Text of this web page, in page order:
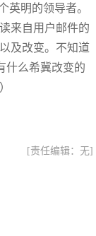
英明的领导者。
来自用户邮件的
及改变。不知道
什么希冀改变的
[责任编辑：无]